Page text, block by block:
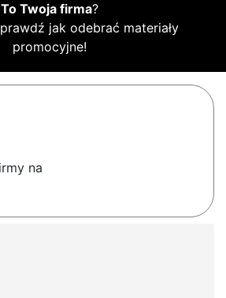
To Twoja firma?
jak odebrać materiały
promocyjne!
na